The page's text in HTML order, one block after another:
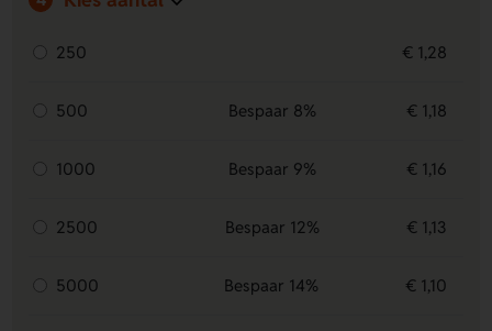
250 € 1,28
500 Bespaar 8% € 1,18
1000 Bespaar 9% € 1,16
2500 Bespaar 12% € 1,13
5000 Bespaar 14% € 1,10